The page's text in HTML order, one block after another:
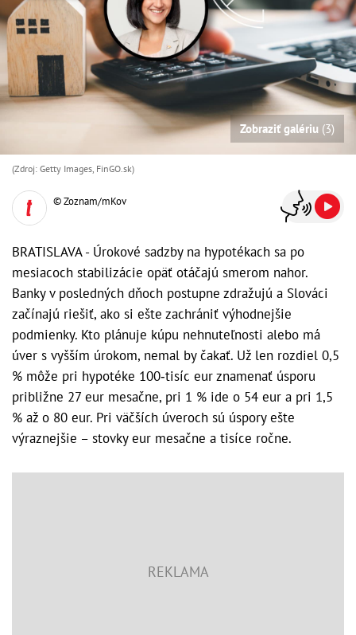
Zobraziť galériu (3)
(Zdroj: Getty Images, FinGO.sk)
© Zoznam/mKov
BRATISLAVA - Úrokové sadzby na hypotékach sa po
mesiacoch stabilizácie opäť otáčajú smerom nahor.
Banky v posledných dňoch postupne zdražujú a Slováci
začínajú riešiť, ako si ešte zachrániť výhodnejšie
podmienky. Kto plánuje kúpu nehnuteľnosti alebo má
úver s vyšším úrokom, nemal by čakať. Už len rozdiel 0,5
% môže pri hypotéke 100‑tisíc eur znamenať úsporu
približne 27 eur mesačne, pri 1 % ide o 54 eur a pri 1,5
% až o 80 eur. Pri väčších úveroch sú úspory ešte
výraznejšie – stovky eur mesačne a tisíce ročne.